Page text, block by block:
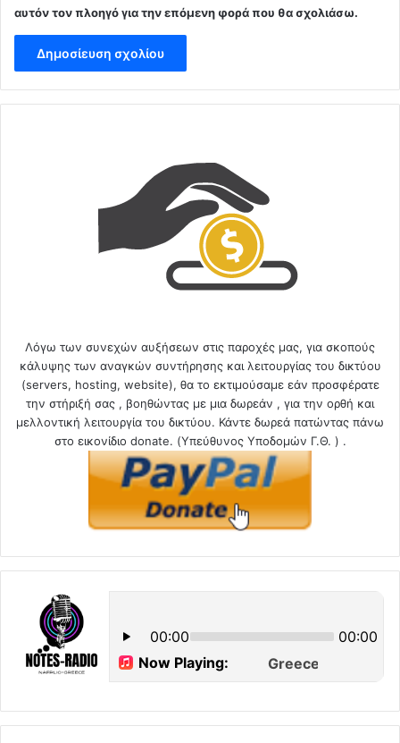
αυτόν τον πλοηγό για την επόμενη φορά που θα σχολιάσω.
Λόγω των συνεχών αυξήσεων στις παροχές μας, για σκοπούς
κάλυψης των αναγκών συντήρησης και λειτουργίας του δικτύου
(servers, hosting, website), θα το εκτιμούσαμε εάν προσφέρατε
την στήριξή σας , βοηθώντας με μια δωρεάν , για την ορθή και
μελλοντική λειτουργία του δικτύου. Κάντε δωρεά πατώντας πάνω
στο εικονίδιο donate. (Υπεύθυνος Υποδομών Γ.Θ. ) .